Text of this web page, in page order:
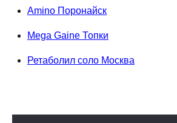
Amino Поронайск
Mega Gaine Топки
Ретаболил соло Москва